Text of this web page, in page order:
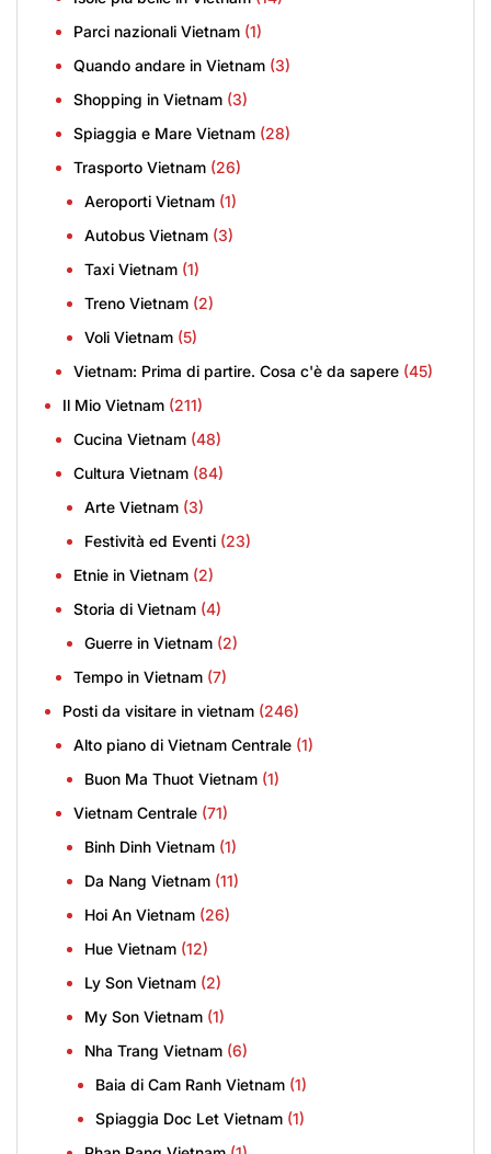
Parci nazionali Vietnam (1)
Quando andare in Vietnam (3)
Shopping in Vietnam (3)
Spiaggia e Mare Vietnam (28)
Trasporto Vietnam (26)
Aeroporti Vietnam (1)
Autobus Vietnam (3)
Taxi Vietnam (1)
Treno Vietnam (2)
Voli Vietnam (5)
Vietnam: Prima di partire. Cosa c'è da sapere (45)
Il Mio Vietnam (211)
Cucina Vietnam (48)
Cultura Vietnam (84)
Arte Vietnam (3)
Festività ed Eventi (23)
Etnie in Vietnam (2)
Storia di Vietnam (4)
Guerre in Vietnam (2)
Tempo in Vietnam (7)
Posti da visitare in vietnam (246)
Alto piano di Vietnam Centrale (1)
Buon Ma Thuot Vietnam (1)
Vietnam Centrale (71)
Binh Dinh Vietnam (1)
Da Nang Vietnam (11)
Hoi An Vietnam (26)
Hue Vietnam (12)
Ly Son Vietnam (2)
My Son Vietnam (1)
Nha Trang Vietnam (6)
Baia di Cam Ranh Vietnam (1)
Spiaggia Doc Let Vietnam (1)